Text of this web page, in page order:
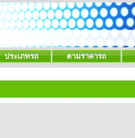
ประเภทรถ ตามราคารถ